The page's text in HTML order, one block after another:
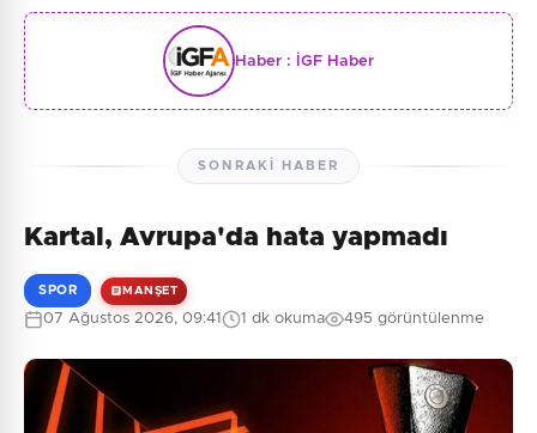
Haber : İGF Haber
SONRAKI HABER
Kartal, Avrupa'da hata yapmadı
SPOR MANŞET
07 Ağustos 2026, 09:41 1 dk okuma 495 görüntülenme